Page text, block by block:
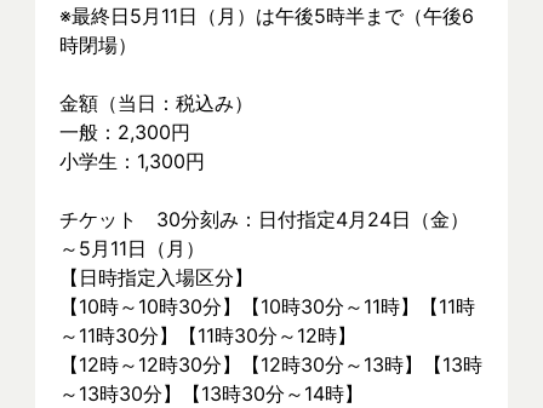
※最終日5月11日（月）は午後5時半まで（午後6
時閉場）
金額（当日：税込み）
一般：2,300円
小学生：1,300円
チケット　30分刻み：日付指定4月24日（金）
～5月11日（月）
【日時指定入場区分】
【10時～10時30分】【10時30分～11時】【11時
～11時30分】【11時30分～12時】
【12時～12時30分】【12時30分～13時】【13時
～13時30分】【13時30分～14時】